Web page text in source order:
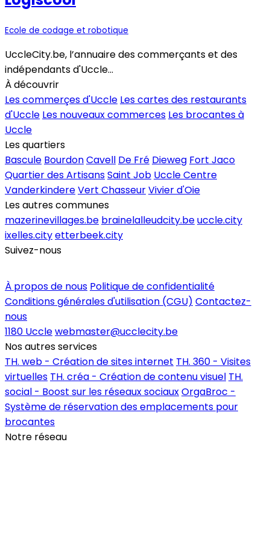
Ecole de codage et robotique
UccleCity.be, l’annuaire des commerçants et des
indépendants d'Uccle...
À découvrir
Les commerçes d'Uccle Les cartes des restaurants
d'Uccle Les nouveaux commerces Les brocantes à
Uccle
Les quartiers
Bascule BourdonCavell De Fré Dieweg Fort Jaco
Quartier des ArtisansSaint Job Uccle Centre
VanderkindereVert ChasseurVivier d'Oie
Les autres communes
mazerinevillages.be brainelalleudcity.beuccle.city
ixelles.cityetterbeek.city
Suivez-nous
À propos de nous Politique de confidentialité
Conditions générales d'utilisation (CGU) Contactez-
nous
1180 Ucclewebmaster@ucclecity.be
Nos autres services
TH. web - Création de sites internet TH. 360 - Visites
virtuelles TH. créa - Création de contenu visuel TH.
social - Boost sur les réseaux sociauxOrgaBroc -
Système de réservation des emplacements pour
brocantes
Notre réseau